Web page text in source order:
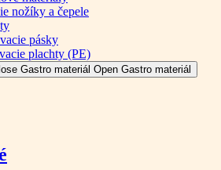
nožíky a čepele
pásky
plachty (PE)
Gastro materiál Open Gastro materiál